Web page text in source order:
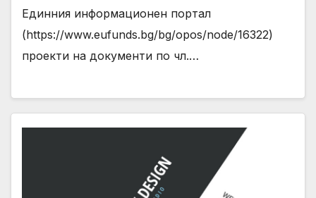
Единния информационен портал
(https://www.eufunds.bg/bg/opos/node/16322)
проекти на документи по чл.…